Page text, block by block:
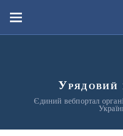
вмістуМеню
Урядовий
Єдиний вебпортал